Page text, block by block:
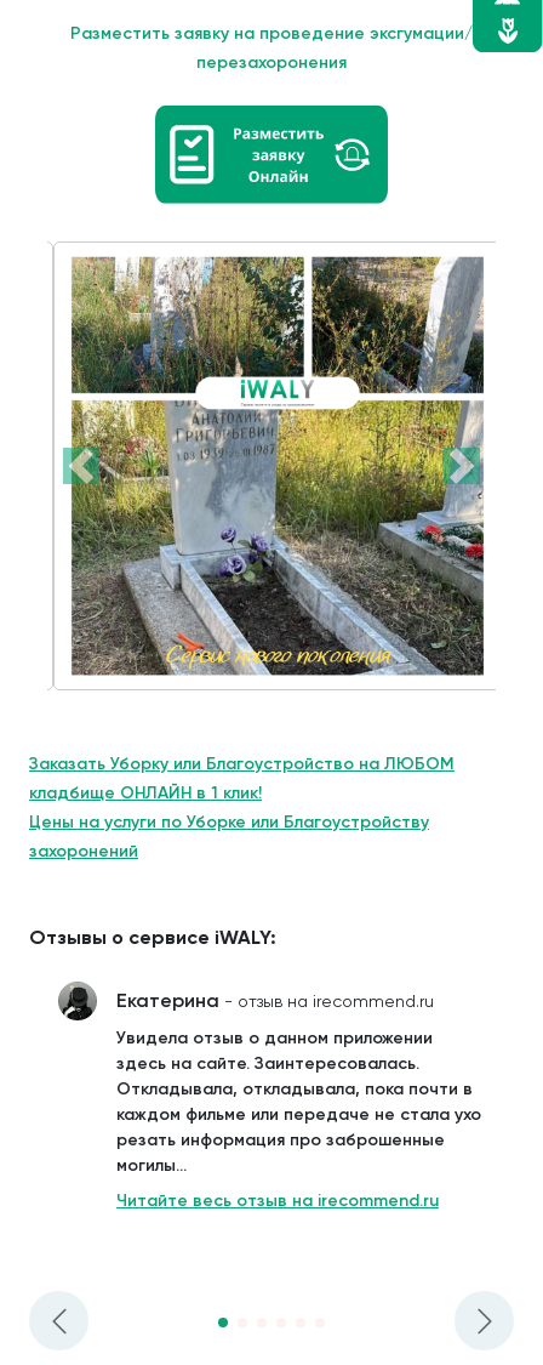
Разместить заявку на проведение эксгумации/
перезахоронения
Заказать Уборку или Благоустройство на ЛЮБОМ
кладбище ОНЛАЙН в 1 клик!
Цены на услуги по Уборке или Благоустройству
захоронений
Отзывы о сервисе iWALY:
Екатерина - отзыв на irecommend.ru
Увидела отзыв о данном приложении
здесь на сайте. Заинтересовалась.
Откладывала, откладывала, пока почти в
каждом фильме или передаче не стала ухо
резать информация про заброшенные
могилы...
Читайте весь отзыв на irecommend.ru